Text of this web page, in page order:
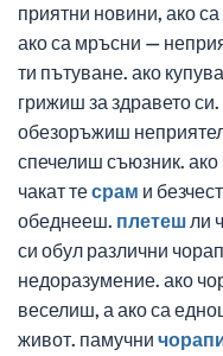
приятни новини, ако
ако са мръсни —
ти пътуване. ако
грижиш за здравето
обезоръжиш
спечелиш съюзник.
чакат тесрам и
обеднееш. плетеш ли
си обул различни
недоразумение. ако
веселиш, а ако са
живот. памучни